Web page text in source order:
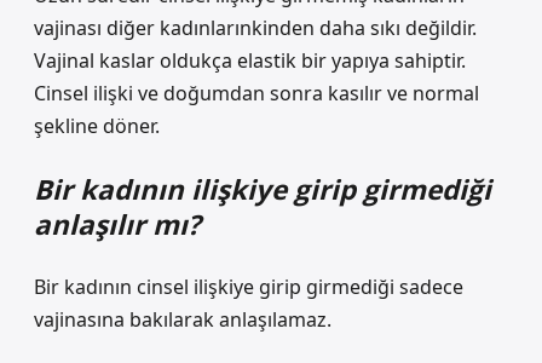
vajinası diğer kadınlarınkinden daha sıkı değildir.
Vajinal kaslar oldukça elastik bir yapıya sahiptir.
Cinsel ilişki ve doğumdan sonra kasılır ve normal
şekline döner.
Bir kadının ilişkiye girip girmediği
anlaşılır mı?
Bir kadının cinsel ilişkiye girip girmediği sadece
vajinasına bakılarak anlaşılamaz.